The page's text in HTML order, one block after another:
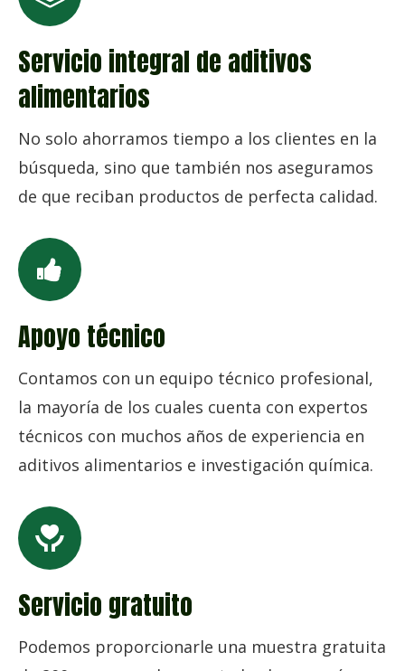
Servicio integral de aditivos
alimentarios
No solo ahorramos tiempo a los clientes en la
búsqueda, sino que también nos aseguramos
de que reciban productos de perfecta calidad.
Apoyo técnico
Contamos con un equipo técnico profesional,
la mayoría de los cuales cuenta con expertos
técnicos con muchos años de experiencia en
aditivos alimentarios e investigación química.
Servicio gratuito
Podemos proporcionarle una muestra gratuita